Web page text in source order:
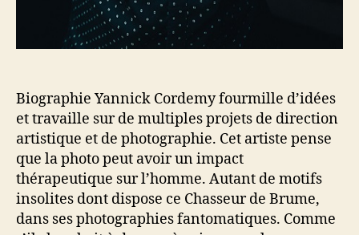
Biographie Yannick Cordemy fourmille d’idées
et travaille sur de multiples projets de direction
artistique et de photographie. Cet artiste pense
que la photo peut avoir un impact
thérapeutique sur l’homme. Autant de motifs
insolites dont dispose ce Chasseur de Brume,
dans ses photographies fantomatiques. Comme